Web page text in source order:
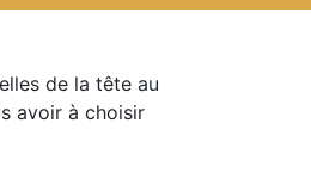
de la tête au
avoir à choisir